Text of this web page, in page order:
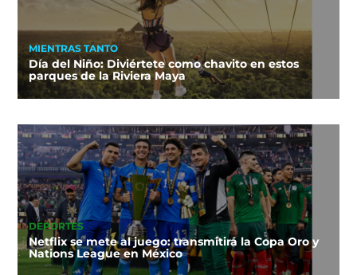
MIENTRAS TANTO
Día del Niño: Diviértete como chavito en estos
parques de la Riviera Maya
DEPORTES
Netflix se mete al juego: transmitirá la Copa Oro y
Nations League en México